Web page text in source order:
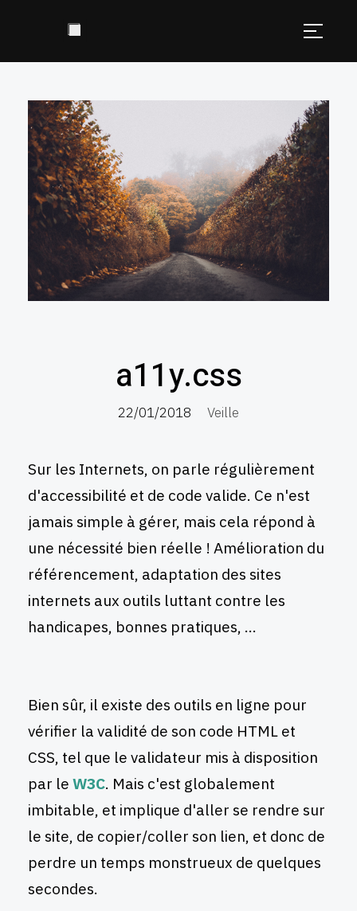
a11y.css
22/01/2018 Veille
Sur les Internets, on parle régulièrement
d'accessibilité et de code valide. Ce n'est
jamais simple à gérer, mais cela répond à
une nécessité bien réelle ! Amélioration du
référencement, adaptation des sites
internets aux outils luttant contre les
handicapes, bonnes pratiques, ...
Bien sûr, il existe des outils en ligne pour
vérifier la validité de son code HTML et
CSS, tel que le validateur mis à disposition
par le W3C. Mais c'est globalement
imbitable, et implique d'aller se rendre sur
le site, de copier/coller son lien, et donc de
perdre un temps monstrueux de quelques
secondes.